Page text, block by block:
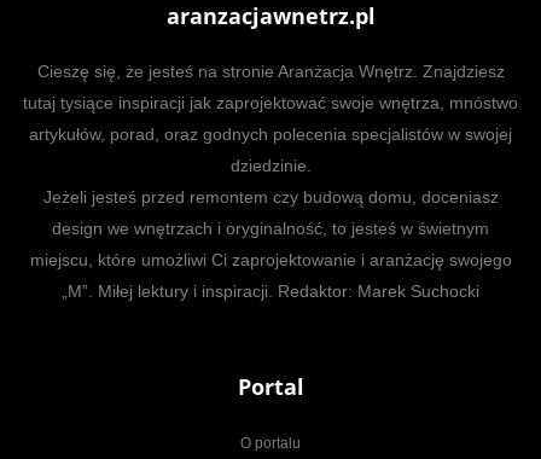
aranzacjawnetrz.pl
Cieszę się, że jesteś na stronie Aranżacja Wnętrz. Znajdziesz
tutaj tysiące inspiracji jak zaprojektować swoje wnętrza, mnóstwo
artykułów, porad, oraz godnych polecenia specjalistów w swojej
dziedzinie.
Jeżeli jesteś przed remontem czy budową domu, doceniasz
design we wnętrzach i oryginalność, to jesteś w świetnym
miejscu, które umożliwi Ci zaprojektowanie i aranżację swojego
„M”. Miłej lektury i inspiracji. Redaktor: Marek Suchocki
Portal
O portalu